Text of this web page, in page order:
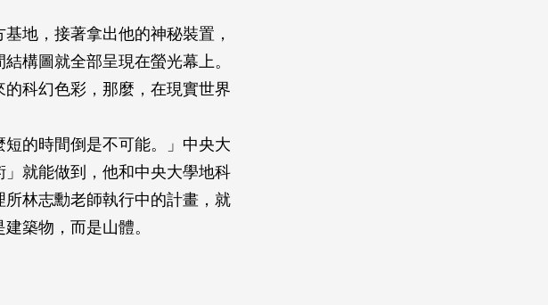
地，接著拿出他的神秘裝置，
構圖就全部呈現在螢光幕上。
科幻色彩，那麼，在現實世界
短的時間倒是不可能。」中央大
就能做到，他和中央大學地科
林志勳老師執行中的計畫，就
築物，而是山體。